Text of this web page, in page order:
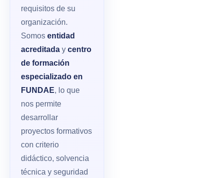
requisitos de su
organización.
Somos entidad
acreditada y centro
de formación
especializado en
FUNDAE, lo que
nos permite
desarrollar
proyectos formativos
con criterio
didáctico, solvencia
técnica y seguridad